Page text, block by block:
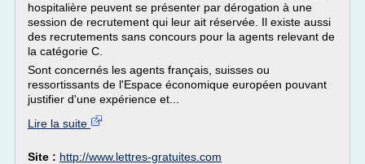
hospitalière peuvent se présenter par dérogation à une
session de recrutement qui leur ait réservée. Il existe aussi
des recrutements sans concours pour la agents relevant de
la catégorie C.
Sont concernés les agents français, suisses ou
ressortissants de l'Espace économique européen pouvant
justifier d'une expérience et...
Lire la suite
Site : http://www.lettres-gratuites.com